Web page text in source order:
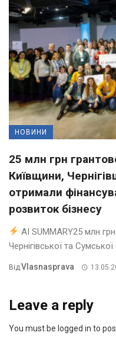
НОВИНИ
25 млн грн
Київщини,
отримали
розвиток бізнесу
AI SUMMARY25 млн
Чернігівської та
ВідVlasnasprava
Leave a reply
You must be logged in to